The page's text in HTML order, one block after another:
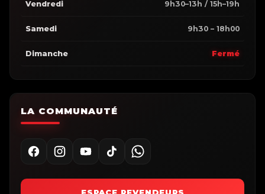
Vendredi 9h30–13h / 15h–19h
Samedi 9h30 – 18h00
Dimanche Fermé
LA COMMUNAUTÉ
ESPACE REVENDEURS